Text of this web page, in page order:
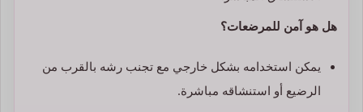
هل هو آمن للمرضعات؟
يمكن استخدامه بشكل خارجي مع تجنب رشه بالقرب من
الرضيع أو استنشاقه مباشرة.